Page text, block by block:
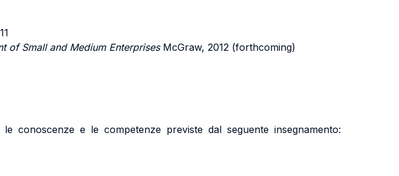
of Small and Medium EnterprisesMcGraw, 2012 (forthcoming)
conoscenze e le competenze previste dal seguente insegnamento: